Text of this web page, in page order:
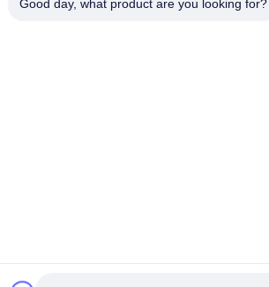
Good day, what product are you looking for?